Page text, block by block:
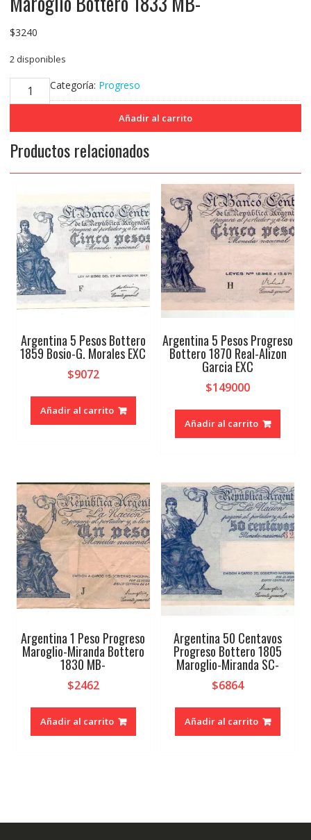
$3240
2 disponibles
Argentina
Progreso
Carreras-
Maroglio
Bottero
cantidad
Añadir al carrito
Categoría: Progreso
Productos relacionados
Argentina 5 Pesos Bottero
1859 Bosio-G. Morales EXC
$9072
Añadir al carrito
Argentina 5 Pesos Progreso
Bottero 1870 Real-Alizon
Garcia EXC
$149000
Añadir al carrito
Argentina 1 Peso Progreso
Maroglio-Miranda Bottero
1830 MB-
$2462
Añadir al carrito
Argentina 50 Centavos
Progreso Bottero 1805
Maroglio-Miranda SC-
$6864
Añadir al carrito